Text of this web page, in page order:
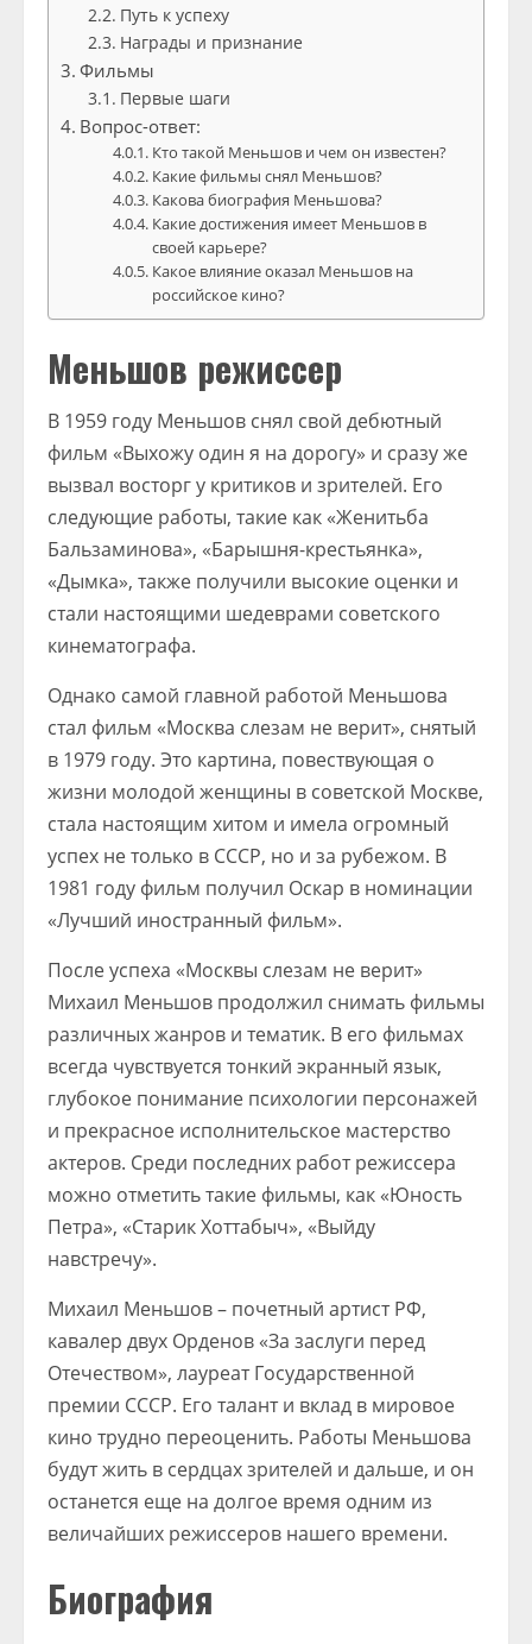
Путь к успеху
Награды и признание
Фильмы
Первые шаги
Вопрос-ответ:
Кто такой Меньшов и чем он известен?
Какие фильмы снял Меньшов?
Какова биография Меньшова?
Какие достижения имеет Меньшов в
своей карьере?
Какое влияние оказал Меньшов на
российское кино?
Меньшов режиссер
В 1959 году Меньшов снял свой дебютный
фильм «Выхожу один я на дорогу» и сразу же
вызвал восторг у критиков и зрителей. Его
следующие работы, такие как «Женитьба
Бальзаминова», «Барышня-крестьянка»,
«Дымка», также получили высокие оценки и
стали настоящими шедеврами советского
кинематографа.
Однако самой главной работой Меньшова
стал фильм «Москва слезам не верит», снятый
в 1979 году. Это картина, повествующая о
жизни молодой женщины в советской Москве,
стала настоящим хитом и имела огромный
успех не только в СССР, но и за рубежом. В
1981 году фильм получил Оскар в номинации
«Лучший иностранный фильм».
После успеха «Москвы слезам не верит»
Михаил Меньшов продолжил снимать фильмы
различных жанров и тематик. В его фильмах
всегда чувствуется тонкий экранный язык,
глубокое понимание психологии персонажей
и прекрасное исполнительское мастерство
актеров. Среди последних работ режиссера
можно отметить такие фильмы, как «Юность
Петра», «Старик Хоттабыч», «Выйду
навстречу».
Михаил Меньшов – почетный артист РФ,
кавалер двух Орденов «За заслуги перед
Отечеством», лауреат Государственной
премии СССР. Его талант и вклад в мировое
кино трудно переоценить. Работы Меньшова
будут жить в сердцах зрителей и дальше, и он
останется еще на долгое время одним из
величайших режиссеров нашего времени.
Биография